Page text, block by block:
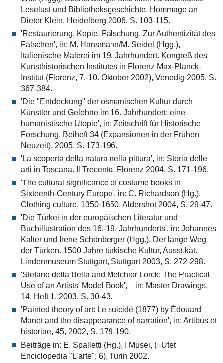
Leselust und Bibliotheksgeschichte. Hommage an
Dieter Klein, Heidelberg 2006, S. 103-115.
'Restaurierung, Kopie, Fälschung. Zur Authentizität des
Falschen', in: M. Hansmann/M. Seidel (Hgg.),
Italienische Malerei im 19. Jahrhundert. Kongreß des
Kunsthistorischen Institutes in Florenz Max-Planck-
Institut (Florenz, 7.-10. Oktober 2002), Venedig 2005, S.
367-384.
'Die "Entdeckung" der osmanischen Kultur durch
Künstler und Gelehrte im 16. Jahrhundert: eine
humanistische Utopie', in: Zeitschrift für Historische
Forschung, Beiheft 34 (Expansionen in der Frühen
Neuzeit), 2005, S. 173-196.
'La scoperta della natura nella pittura', in: Storia delle
arti in Toscana. Il Trecento, Florenz 2004, S. 171-196.
'The cultural significance of costume books in
Sixteenth-Century Europe', in: C. Richardson (Hg.),
Clothing culture, 1350-1650, Aldershot 2004, S. 29-47.
'Die Türkei in der europäischen Literatur und
Buchillustration des 16.-19. Jahrhunderts', in: Johannes
Kalter und Irene Schönberger (Hgg.), Der lange Weg
der Türken. 1500 Jahre türkische Kultur, Ausst.kat.
Lindenmuseum Stuttgart, Stuttgart 2003, S. 272-298.
'Stefano della Bella and Melchior Lorck: The Practical
Use of an Artists' Model Book', in: Master Drawings,
14, Heft 1, 2003, S. 30-43.
'Painted theory of art: Le suicidé (1877) by Édouard
Manet and the disappearance of narration', in: Artibus et
historiae, 45, 2002, S. 179-190.
Beiträge in: E. Spalletti (Hg.), I Musei, (=Utet
Enciclopedia "L’arte"; 6), Turin 2002.